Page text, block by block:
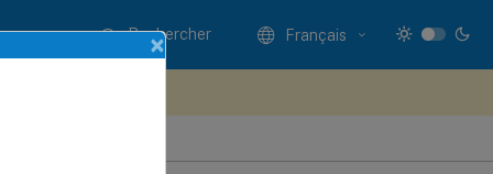
Rechercher Français
×